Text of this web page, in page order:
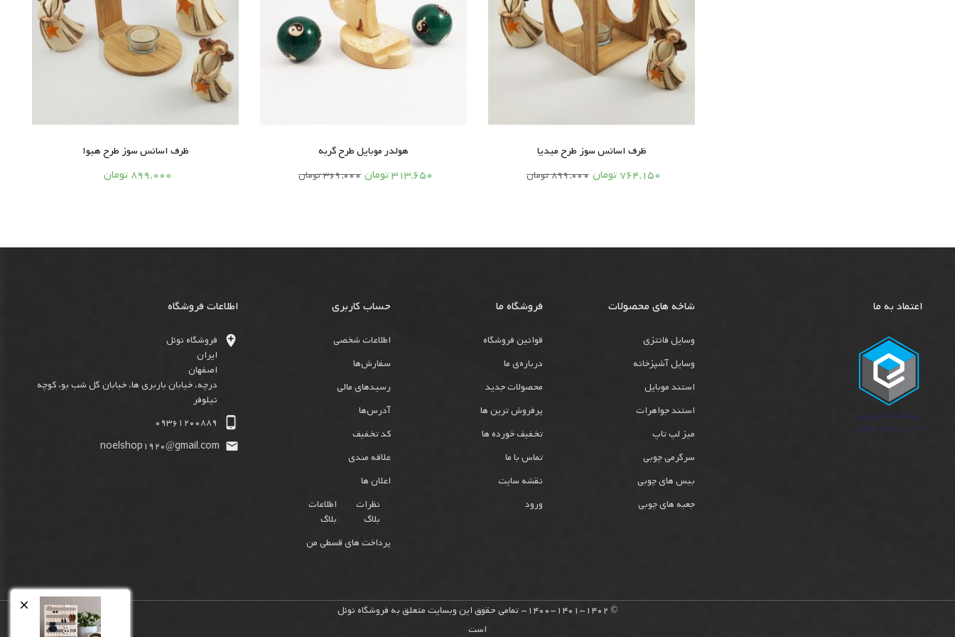

ظرف اسانس سوز طرح هیوا




899,000 تومان
هولدر موبایل طرح گربه


313,650 تومان 369,000 تومان
ظرف اسانس سوز طرح میدیا




764,150 تومان 899,000 تومان
اعتماد به ما شاخه های محصولات
وسایل فانتزی
وسایل آشپزخانه
استند موبایل
استند جواهرات
میز لپ تاپ
سرگرمی چوبی
بیس های چوبی
جعبه های چوبی
فروشگاه ما
قوانین فروشگاه
درباره‌ی ما
محصولات جدید
پرفروش ترین ها
تخفیف خورده ها
تماس با ما
نقشه سایت
ورود
حساب کاربری
اطلاعات شخصی
سفارش‌ها
رسیدهای مالی
آدرس‌ها
کد تخفیف
علاقه مندی
اعلان ها
نظرات
بلاگ
اطلاعات
بلاگ
پرداخت های قسطی من
اطلاعات فروشگاه

فروشگاه نوئل
ایران
اصفهان
درچه، خیابان باربری ها، خیابان گل شب بو، کوچه
نیلوفر

09361200889

noelshop1920@gmail.com
© 1400-1401-1402- تمامی حقوق این وبسایت متعلق به فروشگاه نوئل
است